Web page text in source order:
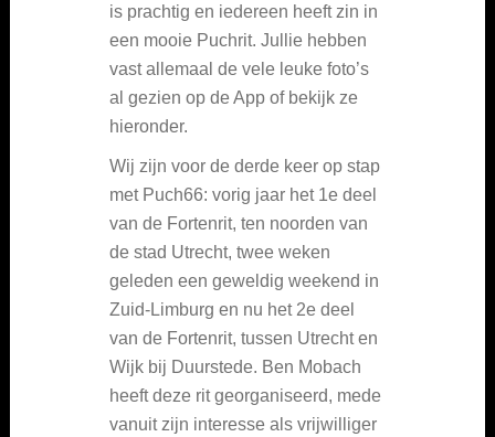
is prachtig en iedereen heeft zin in
een mooie Puchrit. Jullie hebben
vast allemaal de vele leuke foto’s
al gezien op de App of bekijk ze
hieronder.
Wij zijn voor de derde keer op stap
met Puch66: vorig jaar het 1e deel
van de Fortenrit, ten noorden van
de stad Utrecht, twee weken
geleden een geweldig weekend in
Zuid-Limburg en nu het 2e deel
van de Fortenrit, tussen Utrecht en
Wijk bij Duurstede. Ben Mobach
heeft deze rit georganiseerd, mede
vanuit zijn interesse als vrijwilliger